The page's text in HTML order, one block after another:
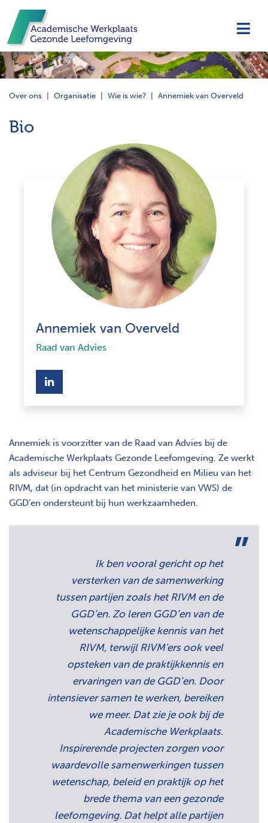
Over ons Organisatie Wie is wie? Annemiek van Overveld
Bio
Annemiek is voorzitter van de Raad van Advies bij de
Academische Werkplaats Gezonde Leefomgeving. Ze werkt
als adviseur bij het Centrum Gezondheid en Milieu van het
RIVM, dat (in opdracht van het ministerie van VWS) de
GGD’en ondersteunt bij hun werkzaamheden.
Ik ben vooral gericht op het
versterken van de samenwerking
tussen partijen zoals het RIVM en de
GGD’en. Zo leren GGD’en van de
wetenschappelijke kennis van het
RIVM, terwijl RIVM'ers ook veel
opsteken van de praktijkkennis en
ervaringen van de GGD’en. Door
intensiever samen te werken, bereiken
we meer. Dat zie je ook bij de
Academische Werkplaats.
Inspirerende projecten zorgen voor
waardevolle samenwerkingen tussen
wetenschap, beleid en praktijk op het
brede thema van een gezonde
leefomgeving. Dat helpt alle partijen
Annemiek van Overveld
Raad van Advies
opent nieuw scherm